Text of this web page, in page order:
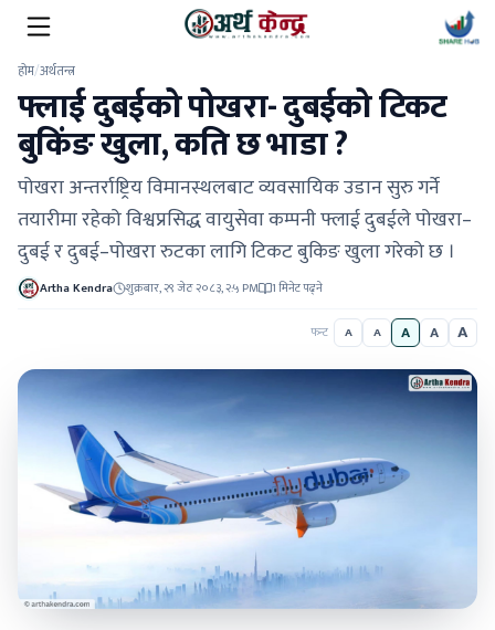
होम/अर्थतन्त्र
फ्लाई दुबईको पोखरा- दुबईको टिकट
बुकिंङ खुला, कति छ भाडा ?
पोखरा अन्तर्राष्ट्रिय विमानस्थलबाट व्यवसायिक उडान सुरु गर्ने
तयारीमा रहेको विश्वप्रसिद्ध वायुसेवा कम्पनी फ्लाई दुबईले पोखरा–
दुबई र दुबई–पोखरा रुटका लागि टिकट बुकिङ खुला गरेको छ ।
Artha Kendra शुक्रबार, २९ जेठ २०८३, २:५ PM 1 मिनेट पढ्ने
फन्ट A A A A A